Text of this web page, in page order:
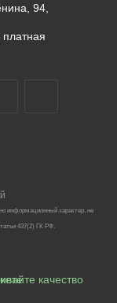
94,
платная
информационный характер, не
437(2) ГК РФ.